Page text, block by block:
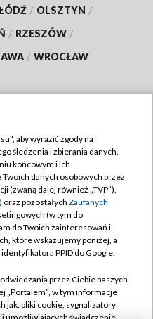
/ OLSZTYN /
/ RZESZÓW /
/ WROCŁAW
TVP
aby wyrazić zgody na
śledzenia i zbierania danych,
końcowym i ich
danych osobowych przez
(zwaną dalej również „TVP”),
oraz pozostałych Zaufanych
(w tym do
do Twoich zainteresowań i
które wskazujemy poniżej, a
PPID do Google.
przez Ciebie naszych
„Portalem”, w tym informacje
jak: pliki cookie, sygnalizatory